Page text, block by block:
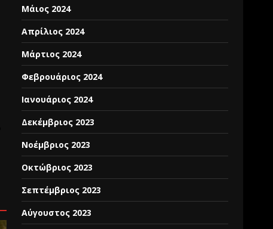
Μάιος 2024
Απρίλιος 2024
Μάρτιος 2024
Φεβρουάριος 2024
Ιανουάριος 2024
Δεκέμβριος 2023
Νοέμβριος 2023
Οκτώβριος 2023
Σεπτέμβριος 2023
Αύγουστος 2023